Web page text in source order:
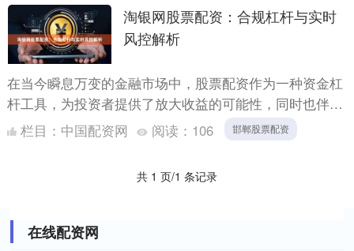
淘银网股票配资：合规杠杆与实时
风控解析
在当今瞬息万变的金融市场中，股票配资作为一种资金杠
杆工具，为投资者提供了放大收益的可能性，同时也伴随
着不容忽视的风险。淘银网作为这一领域的参与者，其运
作模式，尤....
栏目： 中国配资网 阅读： 106 邯郸股票配资
共 1 页/1 条记录
在线配资网